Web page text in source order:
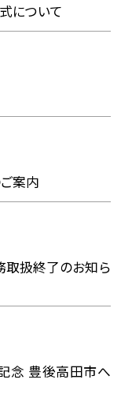
について
案内
扱終了のお知ら
念 豊後高田市へ